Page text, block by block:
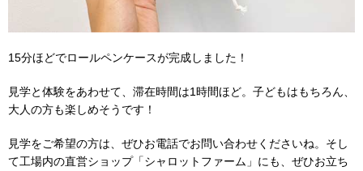
15分ほどでロールペンケースが完成しました！
見学と体験をあわせて、滞在時間は1時間ほど。子どもはもちろん、
大人の方も楽しめそうです！
見学をご希望の方は、ぜひお電話でお問い合わせくださいね。そし
て工場内の直営ショップ「シャロットファーム」にも、ぜひお立ち